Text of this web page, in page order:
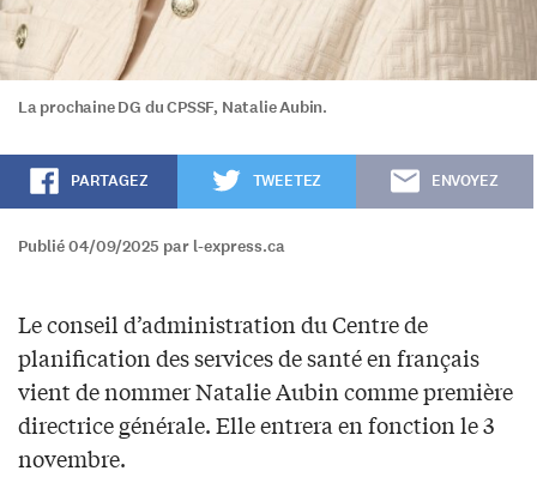
La prochaine DG du CPSSF, Natalie Aubin.
PARTAGEZ TWEETEZ ENVOYEZ
Publié 04/09/2025 par l-express.ca
Le conseil d’administration du Centre de
planification des services de santé en français
vient de nommer Natalie Aubin comme première
directrice générale. Elle entrera en fonction le 3
novembre.